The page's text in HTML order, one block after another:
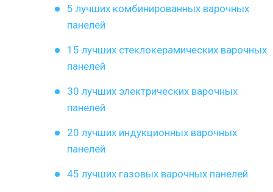
5 лучших комбинированных варочных
панелей
15 лучших стеклокерамических варочных
панелей
30 лучших электрических варочных
панелей
20 лучших индукционных варочных
панелей
45 лучших газовых варочных панелей